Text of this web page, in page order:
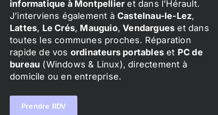
informatique à Montpellier et dans l’Hérault.
J’interviens également à Castelnau-le-Lez,
Lattes, Le Crés, Mauguio,Vendargues et dans
toutes les communes proches. Réparation
rapide de vos ordinateurs portables et PC de
bureau (Windows & Linux), directement à
domicile ou en entreprise.
Prendre RDV